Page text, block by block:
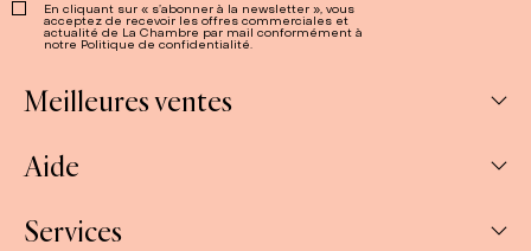
En cliquant sur « s’abonner à la newsletter », vous
acceptez de recevoir les offres commerciales et
actualité de La Chambre par mail conformément à
notre Politique de confidentialité.
Meilleures ventes
Abonnements
Aide
Mon compte
Services